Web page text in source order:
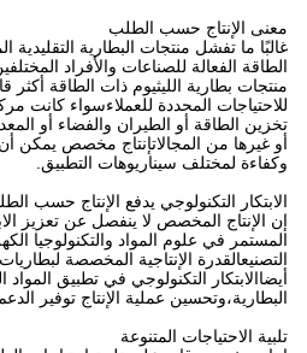
معنى الإنتاج حسب الطلب
غالبًا ما تفشل منتجات البطارية التقليدية
الطاقة الفعالة للصناعات والأفراد
منتجات بطارية الليثيوم ذات الطاقة أكثر
للاحتياجات المحددة للعملاءسواء كانت
تخزين الطاقة أو الطيران والفضاء أو
أو غيرها من المجالاتإنتاج مخصص يمكن
وكفاءة لمختلف سيناريوهات التطبيق.
الابتكار التكنولوجي يدفع الإنتاج حسب
إن الإنتاج المخصص لا ينفصل عن تعزيز
المستمر في علوم المواد والتكنولوجيا
التصنيعالقدرة الإنتاجية المخصصة لبطاريات
أيضاالابتكار التكنولوجي في تطبيق المواد
البطارية،وتحسين عملية الإنتاج توفير
تلبية الاحتياجات المتنوعة